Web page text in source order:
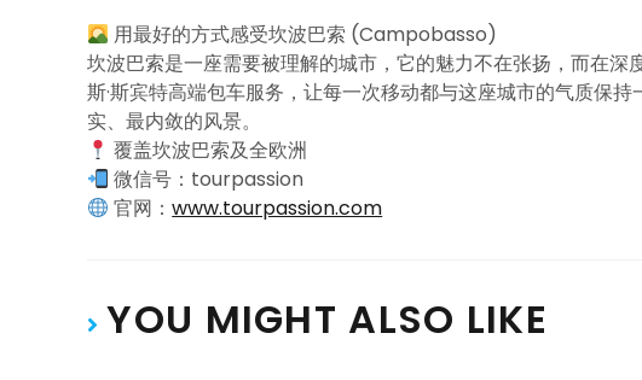
用最好的方式感受坎波巴索 (Campobasso)
坎波巴索是一座需要被理解的城市，它的魅力不在张扬，而在
斯·斯宾特高端包车服务，让每一次移动都与这座城市的气质保
实、最内敛的风景。
覆盖坎波巴索及全欧洲
微信号：tourpassion
官网：www.tourpassion.com
YOU MIGHT ALSO LIKE